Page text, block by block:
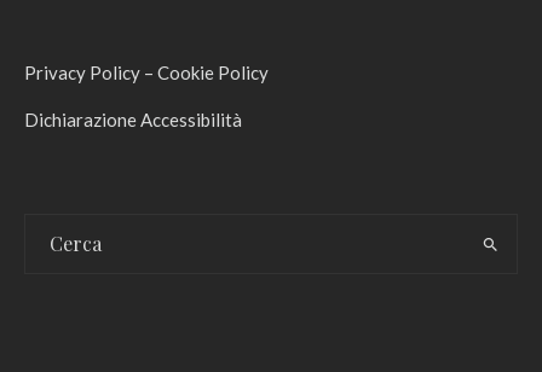
Privacy Policy – Cookie Policy
Dichiarazione Accessibilità